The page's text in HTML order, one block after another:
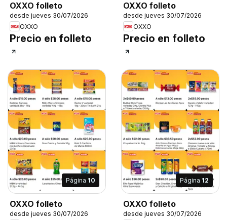
OXXO folleto
desde jueves 30/07/2026
OXXO
Precio en folleto
OXXO folleto
desde jueves 30/07/2026
OXXO
Precio en folleto
Página 10
OXXO folleto
desde jueves 30/07/2026
Página 12
OXXO folleto
desde jueves 30/07/2026